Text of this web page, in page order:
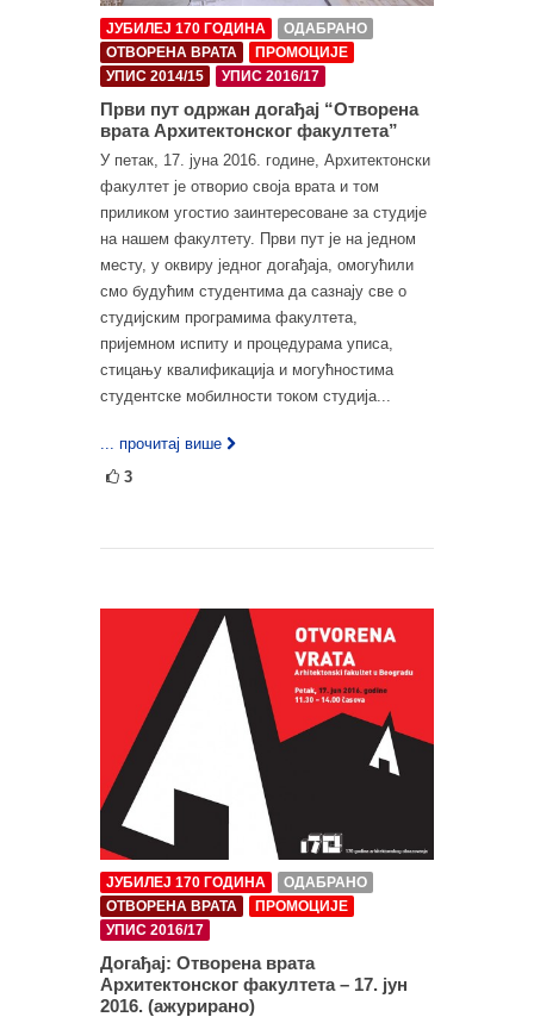
ЈУБИЛЕЈ 170 ГОДИНА
ОДАБРАНО
ОТВОРЕНА ВРАТА
ПРОМОЦИЈЕ
УПИС 2014/15
УПИС 2016/17
Први пут одржан догађај “Отворена
врата Архитектонског факултета”
У петак, 17. јуна 2016. године, Архитектонски
факултет је отворио своја врата и том
приликом угостио заинтересоване за студије
на нашем факултету. Први пут је на једном
месту, у оквиру једног догађаја, омогућили
смо будућим студентима да сазнају све о
студијским програмима факултета,
пријемном испиту и процедурама уписа,
стицању квалификација и могућностима
студентске мобилности током студија...
... прочитај више
3
ЈУБИЛЕЈ 170 ГОДИНА
ОДАБРАНО
ОТВОРЕНА ВРАТА
ПРОМОЦИЈЕ
УПИС 2016/17
Догађај: Отворена врата
Архитектонског факултета – 17. јун
2016. (ажурирано)